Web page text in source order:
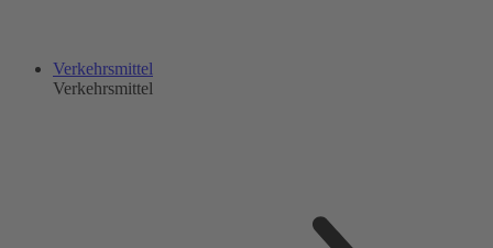
Verkehrsmittel
Verkehrsmittel